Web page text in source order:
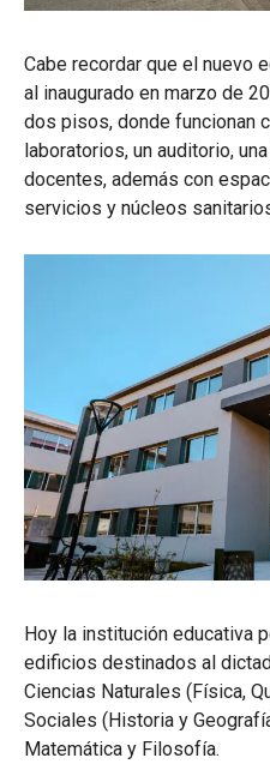
Cabe recordar que el nuevo
al inaugurado en marzo de
dos pisos, donde funcionan
laboratorios, un auditorio,
docentes, además con
servicios y núcleos
Hoy la institución educativa
edificios destinados al
Ciencias Naturales (Física,
Sociales (Historia y
Matemática y Filosofía.